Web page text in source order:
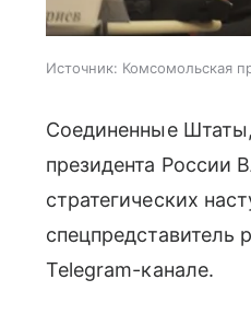
Источник: Комсомольская
Соединенные
президента России
стратегических
спецпредставитель
Telegram-канале.